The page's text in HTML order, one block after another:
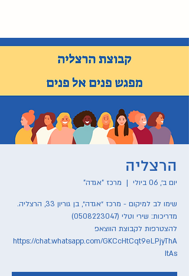
הרצליה
יום ב׳, 06 ביולי
  |
מרכז "אגדה"
להצטרפות לקבוצת הווצאפ
https://chat.whatsapp.com/GKCcHtCqt9eLPjyThA
ItAs